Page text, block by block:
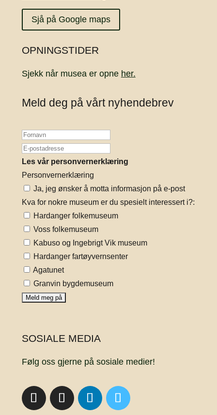
Sjå på Google maps
OPNINGSTIDER
Sjekk når musea er opne her.
Meld deg på vårt nyhendebrev
Les vår personvernerklæring
Personvernerklæring
Ja, jeg ønsker å motta informasjon på e-post
Kva for nokre museum er du spesielt interessert i?:
Hardanger folkemuseum
Voss folkemuseum
Kabuso og Ingebrigt Vik museum
Hardanger fartøyvernsenter
Agatunet
Granvin bygdemuseum
SOSIALE MEDIA
Følg oss gjerne på sosiale medier!